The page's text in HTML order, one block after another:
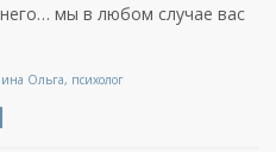
мы в любом случае вас
Ольга, психолог